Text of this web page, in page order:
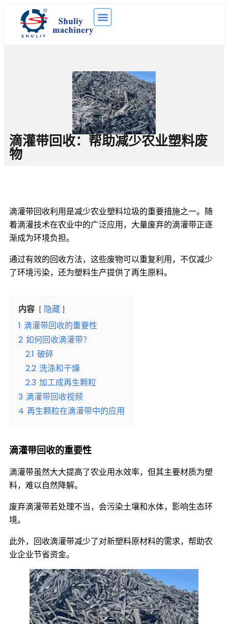
滴灌带回收：帮助减少农业塑料废
物
滴灌带回收利用是减少农业塑料垃圾的重要措施之一。随
着滴灌技术在农业中的广泛应用，大量废弃的滴灌带正逐
渐成为环境负担。
通过有效的回收方法，这些废物可以重复利用，不仅减少
了环境污染，还为塑料生产提供了再生原料。
内容
隐藏
1 滴灌带回收的重要性
2 如何回收滴灌带？
2.1 破碎
2.2 洗涤和干燥
2.3 加工成再生颗粒
3 滴灌带回收视频
4 再生颗粒在滴灌带中的应用
滴灌带回收的重要性
滴灌带虽然大大提高了农业用水效率，但其主要材质为塑
料，难以自然降解。
废弃滴灌带若处理不当，会污染土壤和水体，影响生态环
境。
此外，回收滴灌带减少了对新塑料原材料的需求，帮助农
业企业节省资金。